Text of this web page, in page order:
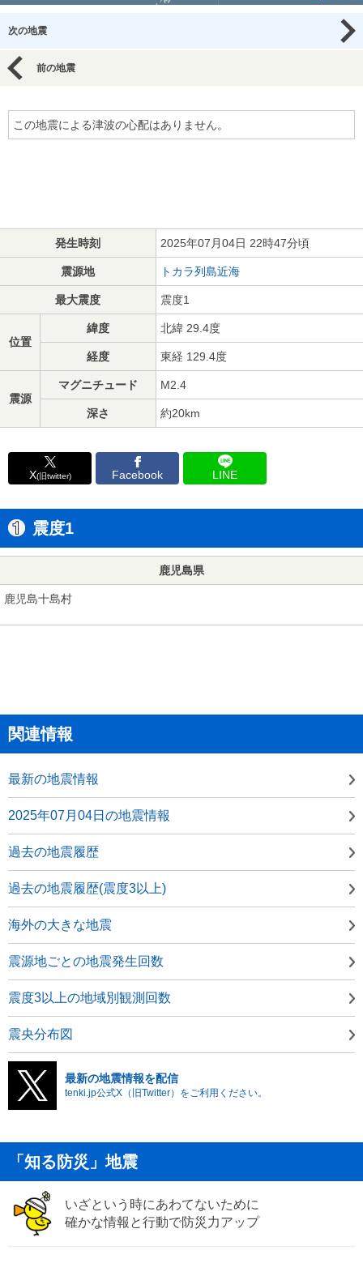
次の地震
前の地震
この地震による津波の心配はありません。
発生時刻 2025年07月04日 22時47分頃
震源地 トカラ列島近海
最大震度 震度1
位置
緯度 北緯 29.4度
経度 東経 129.4度
震源
マグニチュード M2.4
深さ 約20km
X(旧twitter) Facebook LINE
震度1
鹿児島県
鹿児島十島村
関連情報
最新の地震情報
2025年07月04日の地震情報
過去の地震履歴
過去の地震履歴(震度3以上)
海外の大きな地震
震源地ごとの地震発生回数
震度3以上の地域別観測回数
震央分布図
最新の地震情報を配信
tenki.jp公式X（旧Twitter）をご利用ください。
「知る防災」地震
いざという時にあわてないために
確かな情報と行動で防災力アップ